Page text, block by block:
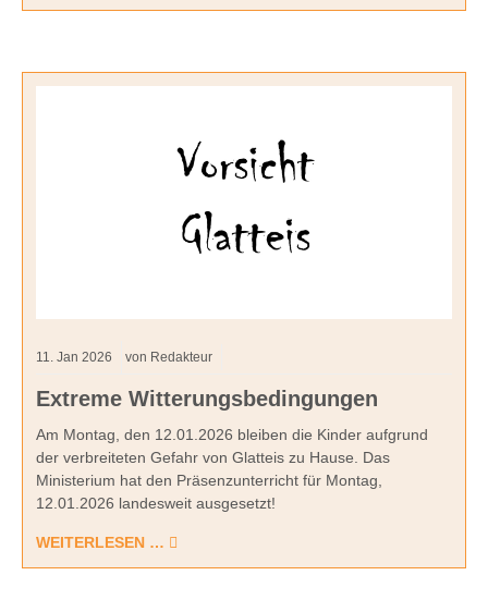
11. Jan 2026 von Redakteur
Extreme Witterungsbedingungen
Am Montag, den 12.01.2026 bleiben die Kinder aufgrund
der verbreiteten Gefahr von Glatteis zu Hause. Das
Ministerium hat den Präsenzunterricht für Montag,
12.01.2026 landesweit ausgesetzt!
WEITERLESEN …